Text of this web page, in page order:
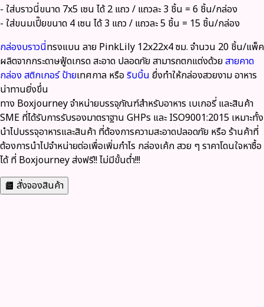
- ใส่บราวนี่ขนาด 7x5 เซน ได้ 2 แถว / แถวละ 3 ชิ้น = 6 ชิ้น/กล่อง
- ใส่ขนมเปี๊ยขนาด 4 เซน ได้ 3 แถว / แถวละ 5 ชิ้น = 15 ชิ้น/กล่อง
กล่องบราวนี่ทรงแบน ลาย PinkLily 12x22x4 ซม. จำนวน 20 ชิ้น/แพ็ค
ผลิตจากกระดาษฟู้ดเกรดสะอาด ปลอดภัย สามารถตกแต่งด้วยสายคาด
กล่องสติกเกอร์ ป้ายเทศกาล หรือ ริบบิ้น ยื่งทำให้กล่องสวยงาม อาหาร
น่าทานยิ่งขึ่น
ทาง Boxjourneyจำหน่ายบรรจุภัณฑ์สำหรับอาหาร เบเกอรี่ และสินค้า
SME ที่ได้รับการรับรองมาตราฐาน GHPs และ ISO9001:2015 เหมาะทั้ง
นำไปบรรจุอาหารและสินค้า ที่ต้องการความสะอาดปลอดภัย หรือ ร้านค้าที่
ต้องการนำไปจำหน่ายต่อเพื่อเพิ่มกำไร กล่องเค้ก สวย ๆ ราคาโดนใจหาซื้อ
ได้ ที่ Boxjourneyส่งฟรี!!ไม่มีขั้นต่ำ!!!
สั่งจองสินค้า